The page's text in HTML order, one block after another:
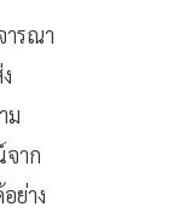
ารณา
ม
จาก
ย่าง